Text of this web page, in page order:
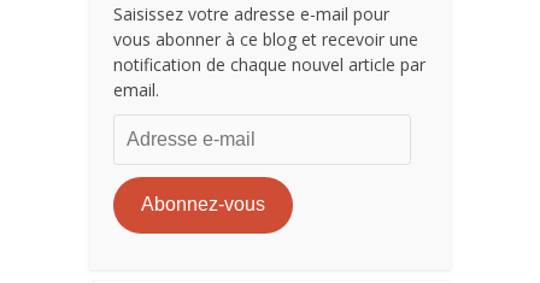
Saisissez votre adresse e-mail pour
vous abonner à ce blog et recevoir une
notification de chaque nouvel article par
email.
Adresse
e-
mail
Abonnez-vous